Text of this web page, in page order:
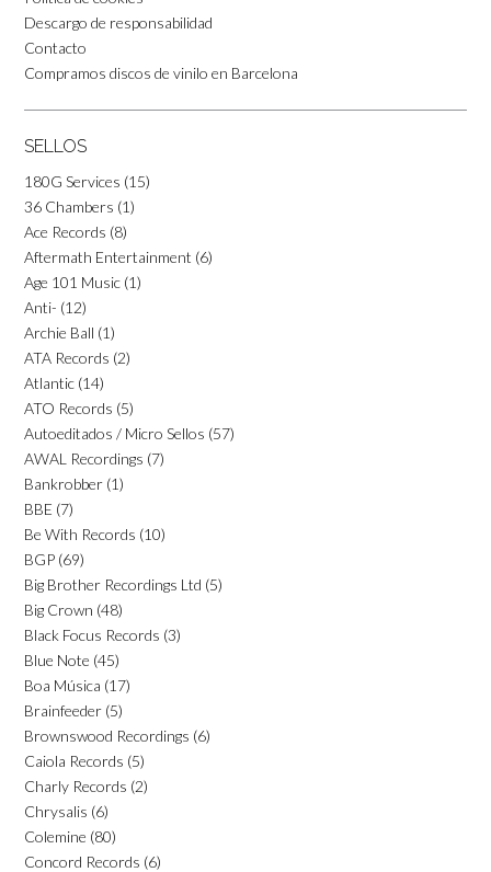
Descargo de responsabilidad
Contacto
Compramos discos de vinilo en Barcelona
SELLOS
180G Services (15)
36 Chambers (1)
Ace Records (8)
Aftermath Entertainment (6)
Age 101 Music (1)
Anti- (12)
Archie Ball (1)
ATA Records (2)
Atlantic (14)
ATO Records (5)
Autoeditados / Micro Sellos (57)
AWAL Recordings (7)
Bankrobber (1)
BBE (7)
Be With Records (10)
BGP (69)
Big Brother Recordings Ltd (5)
Big Crown (48)
Black Focus Records (3)
Blue Note (45)
Boa Música (17)
Brainfeeder (5)
Brownswood Recordings (6)
Caiola Records (5)
Charly Records (2)
Chrysalis (6)
Colemine (80)
Concord Records (6)